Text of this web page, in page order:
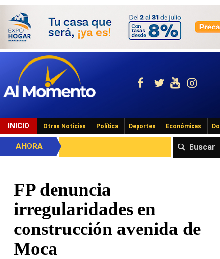
INICIO Otras Noticias Política Deportes Económicas
Buscar
AHORA
FP denuncia
irregularidades en
construcción avenida de
Moca